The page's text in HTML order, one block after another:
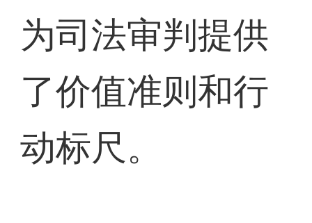
为司法审判提供
了价值准则和行
动标尺。